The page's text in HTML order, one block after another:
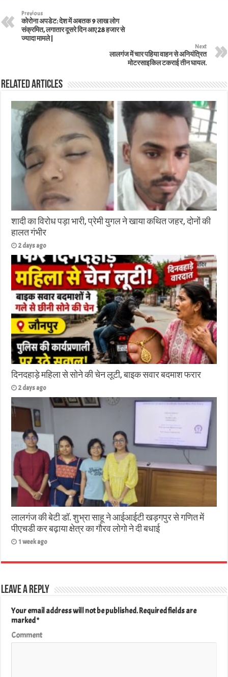
Previous
कोरोना अपडेट: देश में अबतक 9 लाख लोग
संक्रमित, लगातार दूसरे दिन आए 28 हजार से
ज्यादा मामले |
Next
लालगंज में चार पहिया वाहन से अनियंत्रित
मोटरसाइकिल टकराई तीन घायल.
Related Articles
शादी का विरोध पड़ा भारी, प्रेमी युगल ने खाया कथित जहर, दोनों की
हालत गंभीर
2 days ago
दिनदहाड़े महिला से सोने की चेन लूटी, बाइक सवार बदमाश फरार
2 days ago
लालगंज की बेटी डॉ. शुभ्रा साहू ने आईआईटी खड़गपुर से गणित में
पीएचडी कर बढ़ाया क्षेत्र का गौरव लोगो ने दी बधाई
1 week ago
Leave a Reply
Your email address will not be published.Required fields are
marked*
Comment